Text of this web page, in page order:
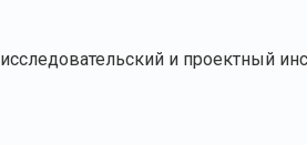
и проектный